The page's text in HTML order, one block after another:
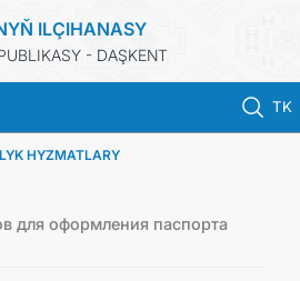
ILÇIHANASY
- DAŞKENT
TK
BAŞ SAHYPA
HABARLAR
HYZMATLARY
для оформления паспорта